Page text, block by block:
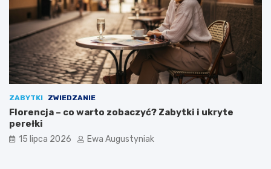
ZABYTKI ZWIEDZANIE
Florencja – co warto zobaczyć? Zabytki i ukryte
perełki
15 lipca 2026 Ewa Augustyniak